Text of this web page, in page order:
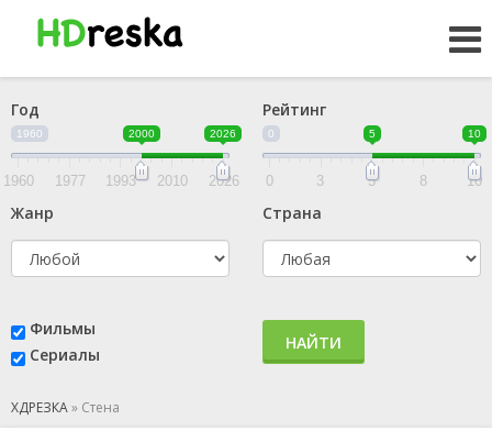
Год
1960 2000 2026
1960 1977 1993 2010 2026
Рейтинг
0 5 10
0 3 5 8 10
Жанр Страна
Фильмы
Сериалы
НАЙТИ
ХДРЕЗКА» Стена